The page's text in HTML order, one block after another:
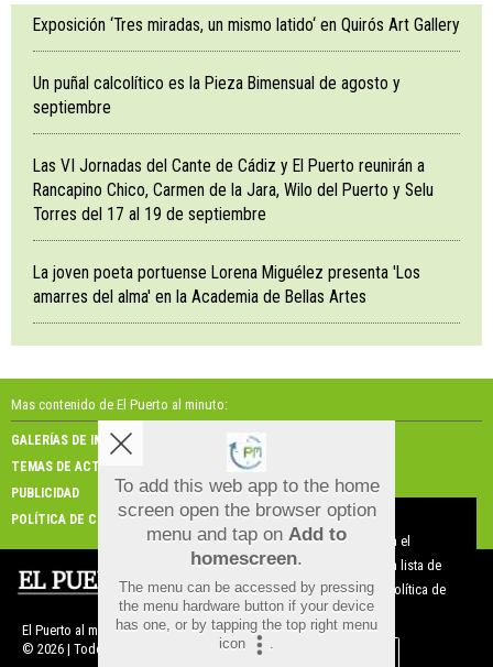
Exposición ‘Tres miradas, un mismo latido‘ en Quirós Art Gallery
Un puñal calcolítico es la Pieza Bimensual de agosto y
septiembre
Las VI Jornadas del Cante de Cádiz y El Puerto reunirán a
Rancapino Chico, Carmen de la Jara, Wilo del Puerto y Selu
Torres del 17 al 19 de septiembre
La joven poeta portuense Lorena Miguélez presenta 'Los
amarres del alma' en la Academia de Bellas Artes
Mas contenido de El Puerto al minuto:
GALERÍAS DE IMÁGENES
GALERÍAS DE VÍDEOS
TEMAS DE ACTUALIDAD
NOSOTROS
PUBLICIDAD
CONTACTO
POLÍTICA DE COOKIES
El Puerto al minuto |Términos de uso|Protección de datos
© 2026 | Todos los derechos reservados
To add this web app to the home
screen open the browser option
menu and tap on Add to
homescreen.
The menu can be accessed by pressing
the menu hardware button if your device
has one, or by tapping the top right menu
icon
.
Aviso sobre el Uso de cookies:
Utilizamos cookies nuestras y de terceros para el
funcionamiento del digital. Puedes consultar la lista de
cookies y como desconectarlas. Ver nuestra Política de
Privacidad y Cookies
Aceptar Cookies